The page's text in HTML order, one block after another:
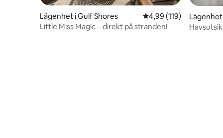
Lägenhet i Gulf Shores 4,99 av 5 i
4,99 (119)
Little Miss Magic – direkt på stranden!